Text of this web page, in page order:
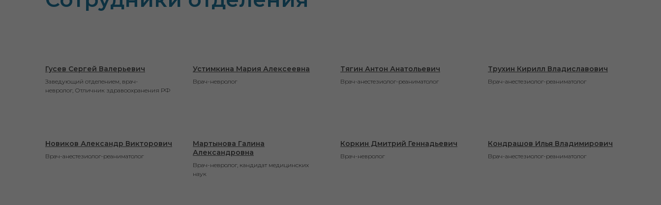
Гусев Сергей Валерьевич
Заведующий отделением, врач-
невролог, Отличник здравоохранения РФ
Устимкина Мария Алексеевна
Врач-невролог
Тягин Антон Анатольевич
Врач-анестезиолог-реаниматолог
Трухин Кирилл Владиславович
Врач-анестезиолог-реаниматолог
Новиков Александр Викторович
Врач-анестезиолог-реаниматолог
Мартынова Галина
Александровна
Врач-невролог, кандидат медицинских
наук
Коркин Дмитрий Геннадьевич
Врач-невролог
Кондрашов Илья Владимирович
Врач-анестезиолог-реаниматолог